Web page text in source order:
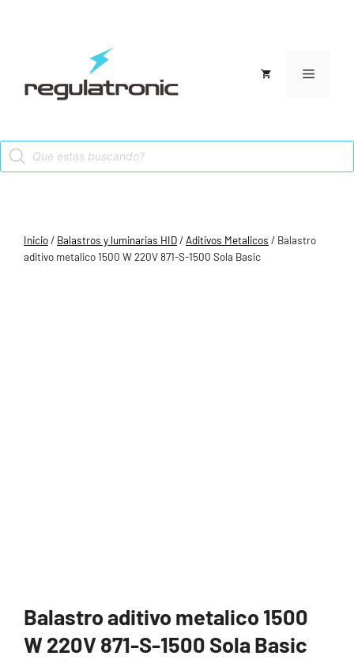
Menú
Products
search
Inicio/ Balastros y luminarias HID/Aditivos Metalicos / Balastro
aditivo metalico 1500 W 220V 871-S-1500 Sola Basic
Balastro aditivo metalico 1500
W 220V 871-S-1500 Sola Basic